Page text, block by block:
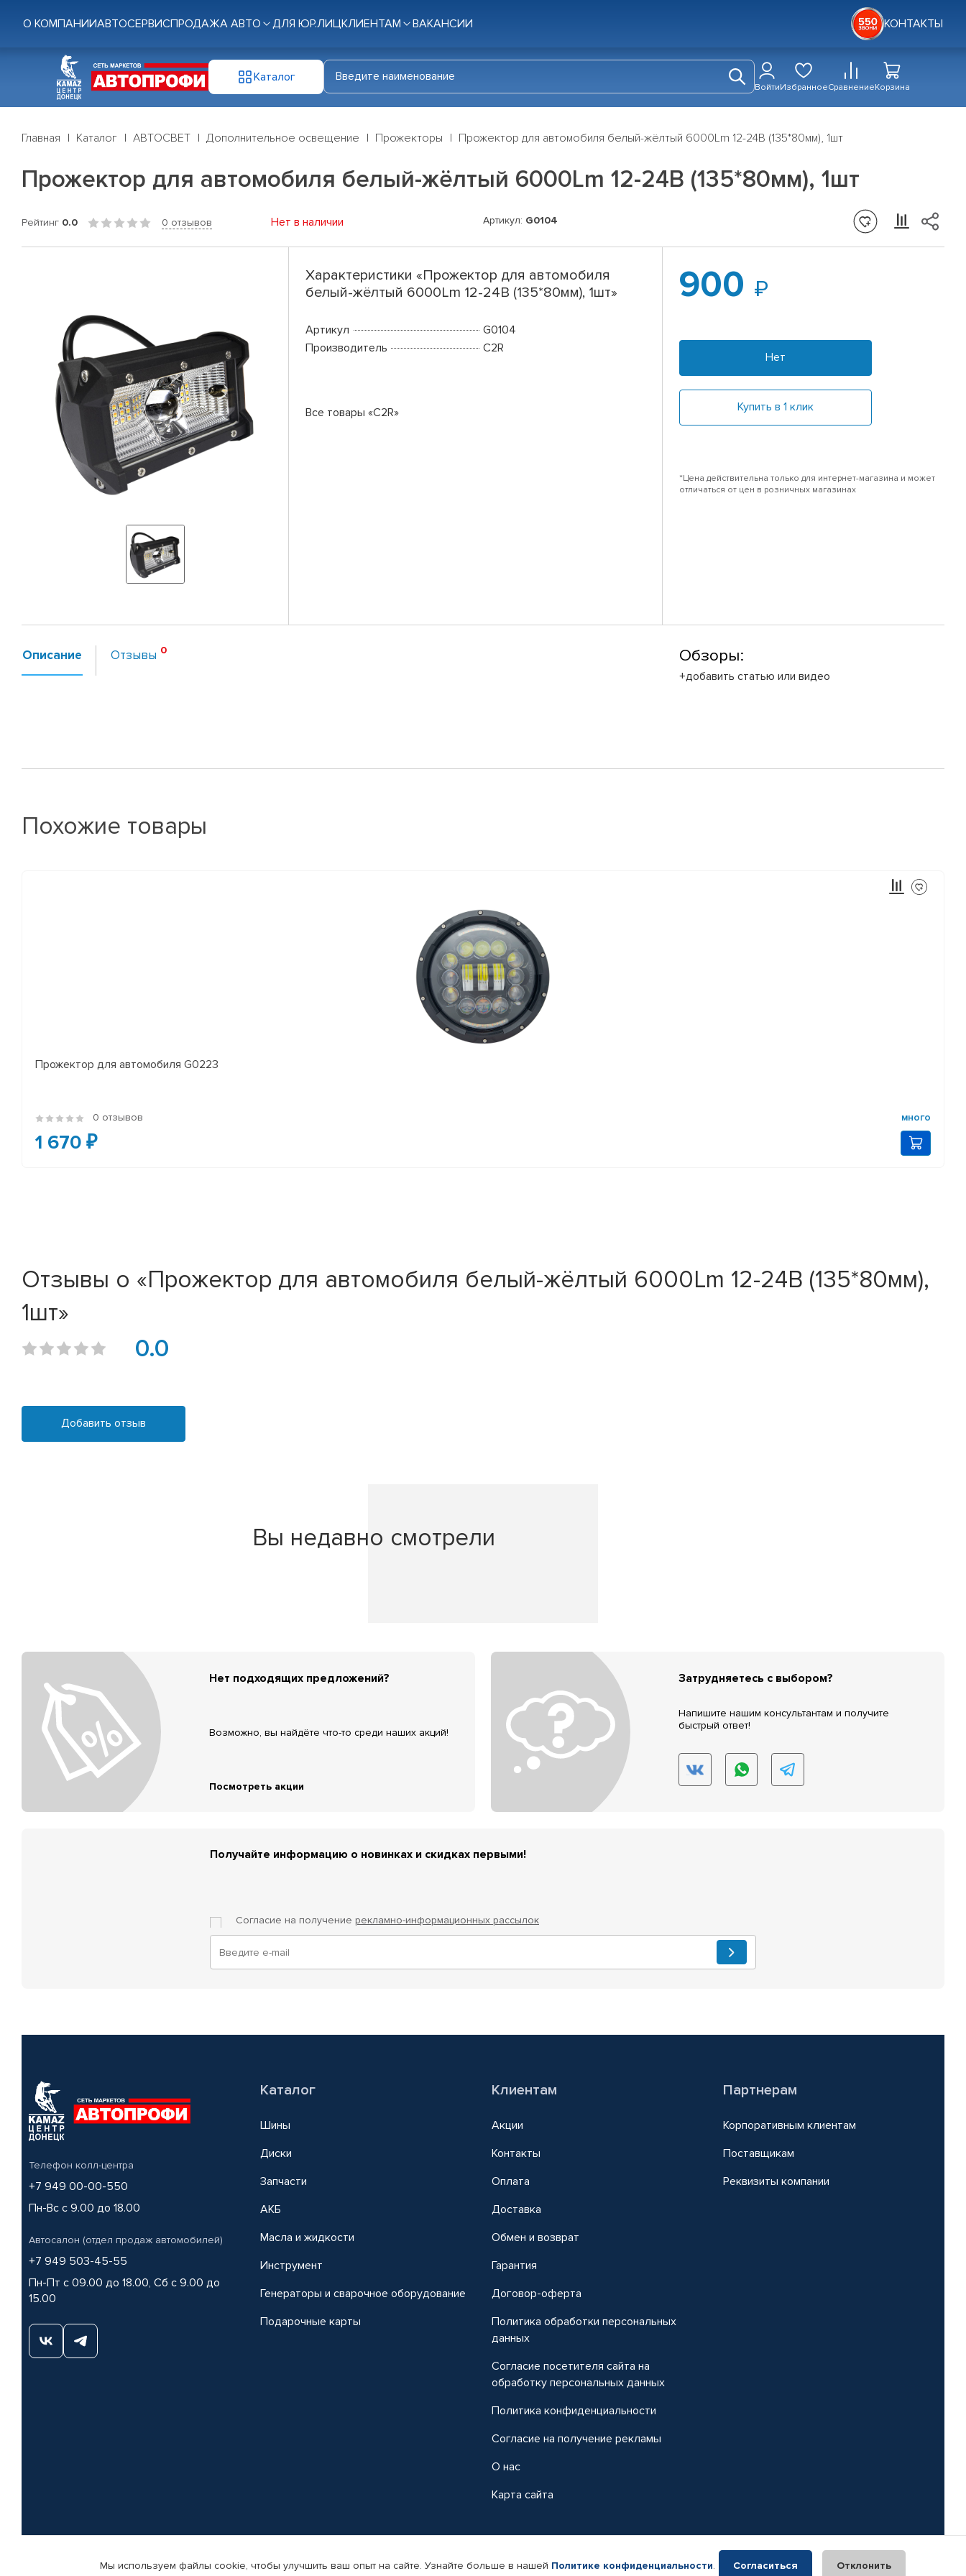
О КОМПАНИИАВТОСЕРВИСПРОДАЖА АВТО ДЛЯ ЮР.ЛИЦКЛИЕНТАМ ВАКАНСИИ КОНТАКТЫ
Каталог
ВойтиИзбранноеСравнениеКорзина
Главная Каталог АВТОСВЕТ Дополнительное освещение Прожекторы Прожектор для автомобиля белый-жёлтый 6000Lm 12-24В (135*80мм), 1шт
Прожектор для автомобиля белый-жёлтый 6000Lm 12-24В (135*80мм), 1шт
Рейтинг 0.0 0 отзывов Нет в наличии Артикул: G0104
Характеристики «Прожектор для автомобиля
белый-жёлтый 6000Lm 12-24В (135*80мм), 1шт»
Артикул
G0104
Производитель
C2R
Все товары «C2R»
900
Нет
Купить в 1 клик
*Цена действительна только для интернет-магазина и может
отличаться от цен в розничных магазинах
Описание Отзывы Обзоры:
+добавить статью или видео
Похожие товары
Прожектор для автомобиля G0223
0 отзывов много
1 670 ₽
Отзывы о «Прожектор для автомобиля белый-жёлтый 6000Lm 12-24В (135*80мм),
1шт»
0.0
Добавить отзыв
Вы недавно смотрели
Нет подходящих предложений?
Возможно, вы найдёте что-то среди наших акций!
Посмотреть акции
Затрудняетесь с выбором?
Напишите нашим консультантам и получите
быстрый ответ!
Получайте информацию о новинках и скидках первыми!
Согласие на получение рекламно-информационных рассылок
Телефон колл-центра
+7 949 00-00-550
Пн-Вс с 9.00 до 18.00
Автосалон (отдел продаж автомобилей)
+7 949 503-45-55
Пн-Пт с 09.00 до 18.00, Сб с 9.00 до
15.00
Каталог
Шины
Диски
Запчасти
АКБ
Масла и жидкости
Инструмент
Генераторы и сварочное оборудование
Подарочные карты
Клиентам
Акции
Контакты
Оплата
Доставка
Обмен и возврат
Гарантия
Договор-оферта
Политика обработки персональных
данных
Согласие посетителя сайта на
обработку персональных данных
Политика конфиденциальности
Согласие на получение рекламы
О нас
Карта сайта
Партнерам
Корпоративным клиентам
Поставщикам
Реквизиты компании
© КАМАЗ ЦЕНТР ДОНЕЦК, 2015-2026. Все права защищены. Интернет-магазин автомобильных товаров Автопрофи.
Мы используем файлы cookie, чтобы улучшить ваш опыт на сайте. Узнайте больше в нашей Политике конфиденциальности. Согласиться Отклонить